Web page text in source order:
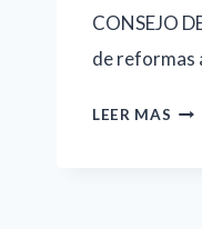
CONSEJO
de reformas
LEER MAS